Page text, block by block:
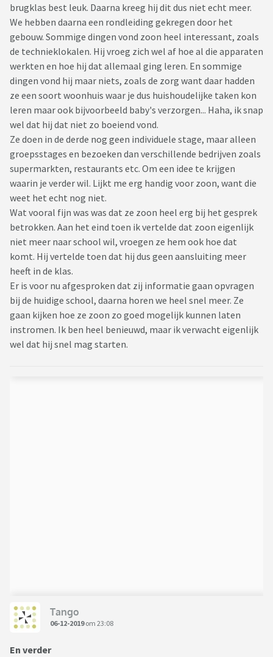
brugklas best leuk. Daarna kreeg hij dit dus niet echt meer.
We hebben daarna een rondleiding gekregen door het
gebouw. Sommige dingen vond zoon heel interessant, zoals
de technieklokalen. Hij vroeg zich wel af hoe al die apparaten
werkten en hoe hij dat allemaal ging leren. En sommige
dingen vond hij maar niets, zoals de zorg want daar hadden
ze een soort woonhuis waar je dus huishoudelijke taken kon
leren maar ook bijvoorbeeld baby's verzorgen... Haha, ik snap
wel dat hij dat niet zo boeiend vond.
Ze doen in de derde nog geen individuele stage, maar alleen
groepsstages en bezoeken dan verschillende bedrijven zoals
supermarkten, restaurants etc. Om een idee te krijgen
waarin je verder wil. Lijkt me erg handig voor zoon, want die
weet het echt nog niet.
Wat vooral fijn was was dat ze zoon heel erg bij het gesprek
betrokken. Aan het eind toen ik vertelde dat zoon eigenlijk
niet meer naar school wil, vroegen ze hem ook hoe dat
komt. Hij vertelde toen dat hij dus geen aansluiting meer
heeft in de klas.
Er is voor nu afgesproken dat zij informatie gaan opvragen
bij de huidige school, daarna horen we heel snel meer. Ze
gaan kijken hoe ze zoon zo goed mogelijk kunnen laten
instromen. Ik ben heel benieuwd, maar ik verwacht eigenlijk
wel dat hij snel mag starten.
Tango
06-12-2019om 23:08
En verder